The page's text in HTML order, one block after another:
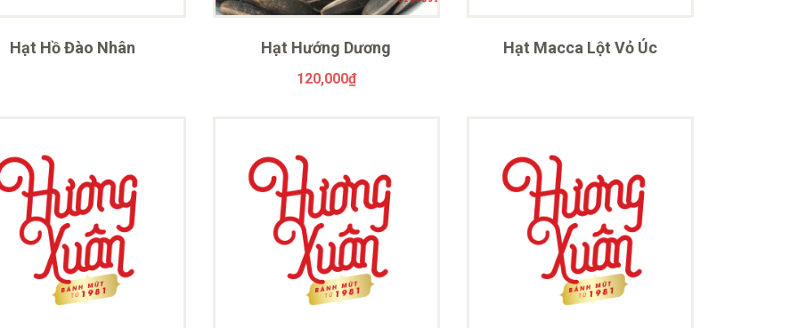
Hạt Hồ Đào Nhân Hạt Hướng Dương
120,000₫
Hạt Macca Lột Vỏ Úc